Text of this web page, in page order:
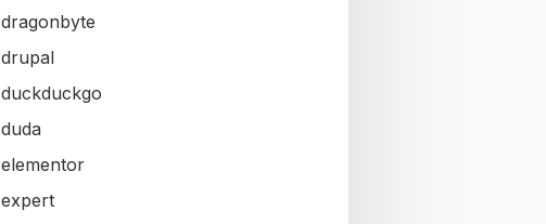
dragonbyte
drupal
duckduckgo
duda
elementor
expert